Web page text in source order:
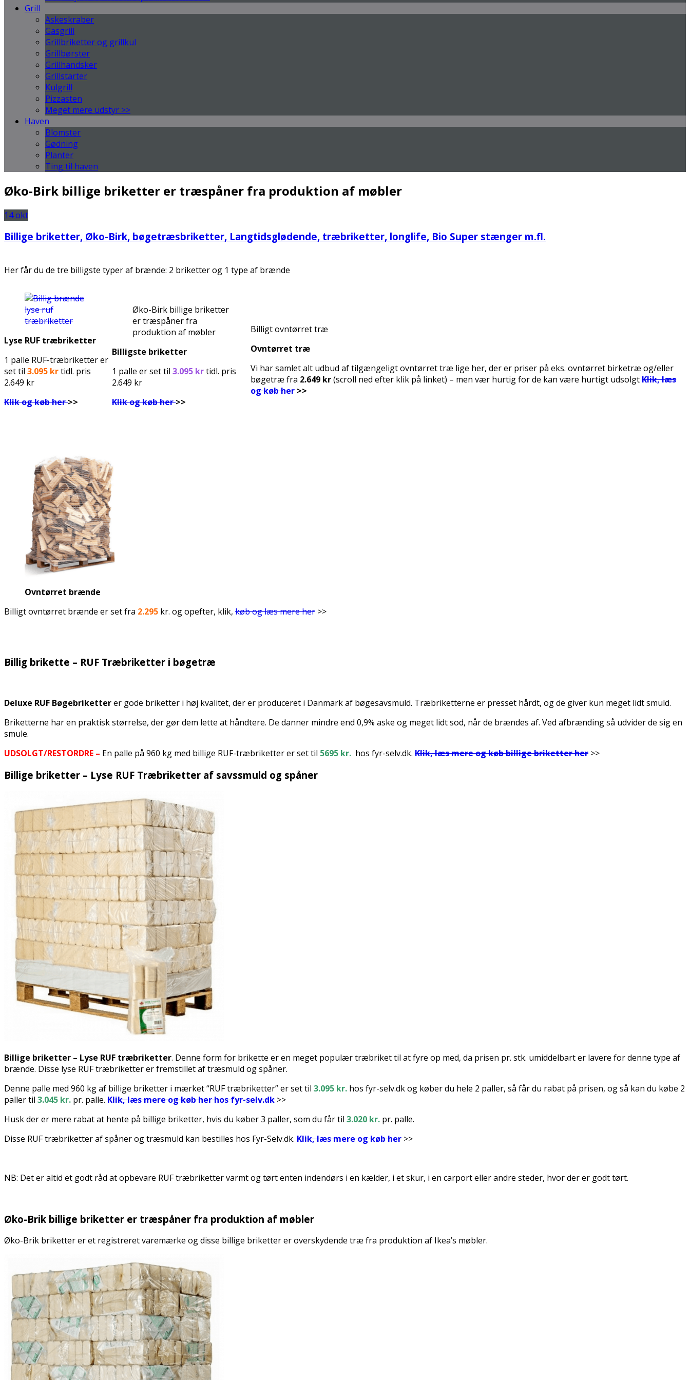
Grill
Askeskraber
Gasgrill
Grillbriketter og grillkul
Grillbørster
Grillhandsker
Grillstarter
Kulgrill
Pizzasten
Meget mere udstyr >>
Haven
Blomster
Gødning
Planter
Ting til haven
Øko-Birk billige briketter er træspåner fra produktion af møbler
14okt
Billige briketter, Øko-Birk, bøgetræsbriketter, Langtidsglødende, træbriketter, longlife, Bio Super stænger m.fl.
Her får du de tre billigste typer af brænde: 2 briketter og 1 type af brænde
Lyse RUF træbriketter
1 palle RUF-træbriketter er
set til 3.095 krtidl. pris
2.649 kr
Klik og køb her>>
Øko-Birk billige briketter
er træspåner fra
produktion af møbler
Billigste briketter
1 palle er set til3.095 krtidl. pris
2.649 kr
Klik og køb her>>
Billigt ovntørret træ
Ovntørret træ
Vi har samlet alt udbud af tilgængeligt ovntørret træ lige her, der er priser på eks. ovntørret birketræ og/eller
bøgetræ fra 2.649 kr(scroll ned efter klik på linket) – men vær hurtig for de kan være hurtigt udsolgtKlik, læs
og køb her>>
Ovntørret brænde
Billigt ovntørret brænde er set fra 2.295 kr. og opefter, klik, køb og læs mere her >>
Billig brikette – RUF Træbriketter i bøgetræ
Deluxe RUF Bøgebriketterer gode briketter i høj kvalitet, der er produceret i Danmark af bøgesavsmuld. Træbriketterne er presset hårdt, og de giver kun meget lidt smuld.
Briketterne har en praktisk størrelse, der gør dem lette at håndtere. De danner mindre end 0,9% aske og meget lidt sod, når de brændes af. Ved afbrænding så udvider de sig en
smule.
UDSOLGT/RESTORDRE – En palle på 960 kg med billige RUF-træbriketter er set til 5695 kr. hos fyr-selv.dk. Klik, læs mere og køb billige briketter her >>
Billige briketter – Lyse RUF Træbriketter af savssmuld og spåner
Billige briketter – Lyse RUF træbriketter. Denne form for brikette er en meget populær træbriket til at fyre op med, da prisen pr. stk. umiddelbart er lavere for denne type af
brænde. Disse lyse RUF træbriketter er fremstillet af træsmuld og spåner.
Denne palle med 960 kg af billige briketter i mærket “RUF træbriketter” er set til 3.095 kr. hos fyr-selv.dk og køber du hele 2 paller, så får du rabat på prisen, og så kan du købe 2
paller til 3.045 kr. pr. palle. Klik, læs mere og køb her hos fyr-selv.dk >>
Husk der er mere rabat at hente på billige briketter, hvis du køber 3 paller, som du får til 3.020 kr. pr. palle.
Disse RUF træbriketter af spåner og træsmuld kan bestilles hos Fyr-Selv.dk. Klik, læs mere og køb her >>
NB: Det er altid et godt råd at opbevare RUF træbriketter varmt og tørt enten indendørs i en kælder, i et skur, i en carport eller andre steder, hvor der er godt tørt.
Øko-Brik billige briketter er træspåner fra produktion af møbler
Øko-Brik briketter er et registreret varemærke og disse billige briketter er overskydende træ fra produktion af Ikea’s møbler.